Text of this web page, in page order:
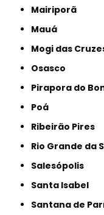
Mairiporã
Mauá
Mogi das
Osasco
Pirapora do
Poá
Ribeirão Pires
Rio Grande da
Salesópolis
Santa Isabel
Santana de